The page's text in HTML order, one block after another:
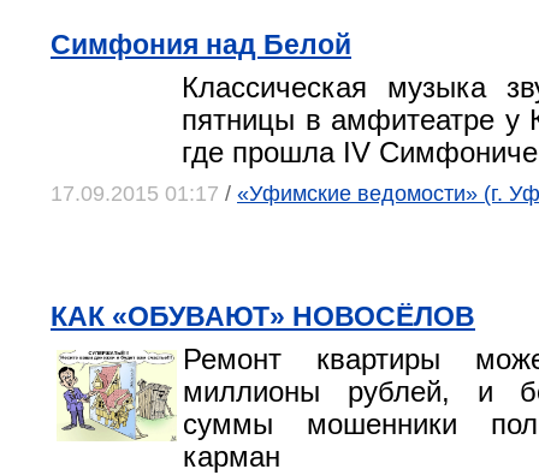
Симфония над Белой
Классическая музыка
пятницы в амфитеатре у
где прошла IV
17.09.2015 01:17 / «Уфимские ведомости» (г.
КАК «ОБУВАЮТ» НОВОСЁЛОВ
Ремонт квартиры
миллионы рублей, и
суммы мошенники
карман